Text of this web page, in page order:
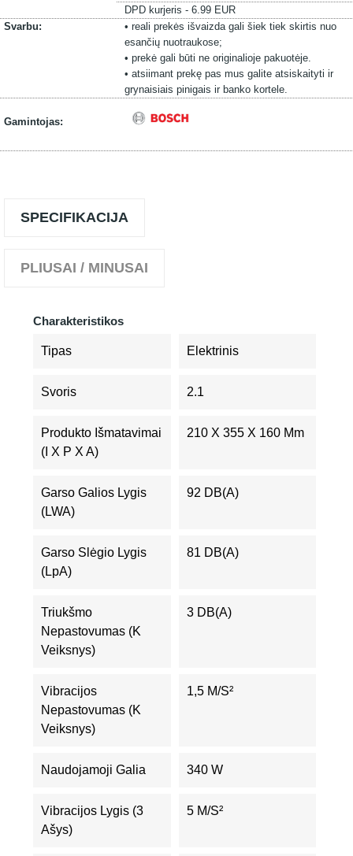
DPD kurjeris - 6.99 EUR
Svarbu:
• reali prekės išvaizda gali šiek tiek skirtis nuo
esančių nuotraukose;
• prekė gali būti ne originalioje pakuotėje.
• atsiimant prekę pas mus galite atsiskaityti ir
grynaisiais pinigais ir banko kortele.
Gamintojas:
SPECIFIKACIJA
PLIUSAI / MINUSAI
Charakteristikos
Tipas Elektrinis
Svoris 2.1
Produkto Išmatavimai
(I X P X A)
210 X 355 X 160 Mm
Garso Galios Lygis
(LWA)
92 DB(A)
Garso Slėgio Lygis
(LpA)
81 DB(A)
Triukšmo
Nepastovumas (K
Veiksnys)
3 DB(A)
Vibracijos
Nepastovumas (K
Veiksnys)
1,5 M/s²
Naudojamoji Galia 340 W
Vibracijos Lygis (3
Ašys)
5 M/s²